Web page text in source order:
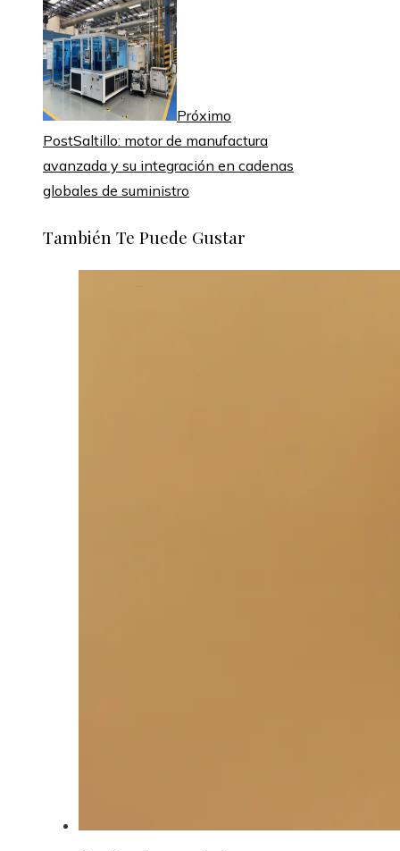
Próximo
PostSaltillo: motor de manufactura
avanzada y su integración en cadenas
globales de suministro
También Te Puede Gustar